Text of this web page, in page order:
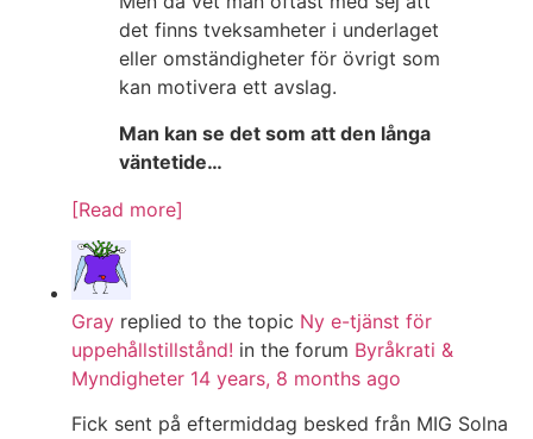
det finns tveksamheter i underlaget
eller omständigheter för övrigt som
kan motivera ett avslag.
Man kan se det som att den långa
väntetide…
[Read more]
Gray replied to the topic Ny e-tjänst för
uppehållstillstånd! in the forum Byråkrati &
Myndigheter 14 years, 8 months ago
Fick sent på eftermiddag besked från MIG Solna